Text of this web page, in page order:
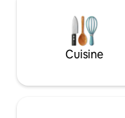
Cuisine